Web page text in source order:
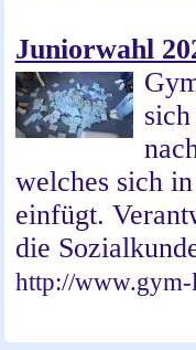
Juniorwahl
welches sich
einfügt.
die
http://www.gym-